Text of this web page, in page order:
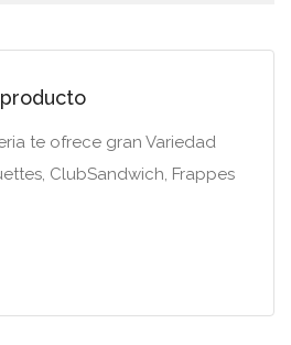
te ofrece gran Variedad
ClubSandwich, Frappes